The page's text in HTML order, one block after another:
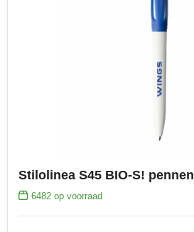
Stilolinea S45 BIO-S! pennen
6482op voorraad